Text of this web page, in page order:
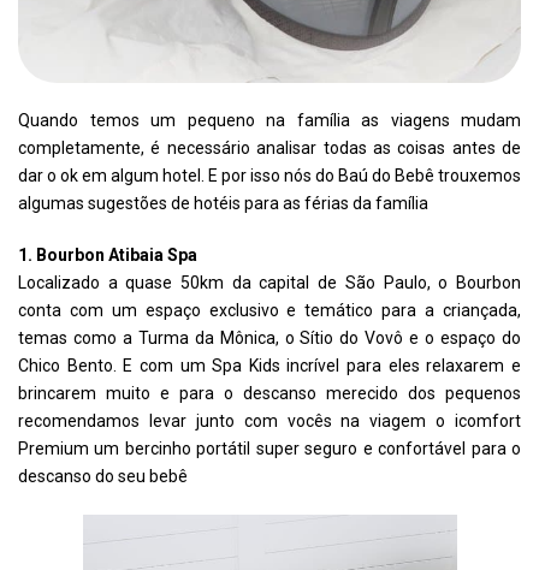
Quando temos um pequeno na família as viagens mudam
completamente, é necessário analisar todas as coisas antes de
dar o ok em algum hotel. E por isso nós do Baú do Bebê trouxemos
algumas sugestões de hotéis para as férias da família
1. Bourbon Atibaia Spa
Localizado a quase 50km da capital de São Paulo, o Bourbon
conta com um espaço exclusivo e temático para a criançada,
temas como a Turma da Mônica, o Sítio do Vovô e o espaço do
Chico Bento. E com um Spa Kids incrível para eles relaxarem e
brincarem muito e para o descanso merecido dos pequenos
recomendamos levar junto com vocês na viagem o icomfort
Premium um bercinho portátil super seguro e confortável para o
descanso do seu bebê